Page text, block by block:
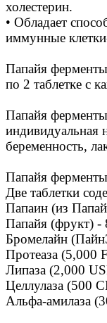
холестерин.
• Обладает
иммунные
Папайя
по 2 таблетке с
Папайя
индивидуальная
беременность,
Папайя
Две таблетки
Папаин (из
Папайя (фрукт) -
Бромелайн
Протеаза (5,000
Липаза (2,000
Целлулаза (500
Альфа-амилаза